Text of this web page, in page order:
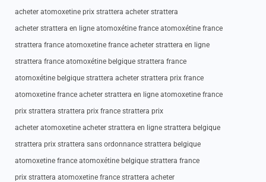
acheter atomoxetine prix strattera acheter strattera
acheter strattera en ligne atomoxétine france atomoxétine france
strattera france atomoxetine france acheter strattera en ligne
strattera france atomoxétine belgique strattera france
atomoxétine belgique strattera acheter strattera prix france
atomoxetine france acheter strattera en ligne atomoxetine france
prix strattera strattera prix france strattera prix
acheter atomoxetine acheter strattera en ligne strattera belgique
strattera prix strattera sans ordonnance strattera belgique
atomoxetine france atomoxétine belgique strattera france
prix strattera atomoxetine france strattera acheter